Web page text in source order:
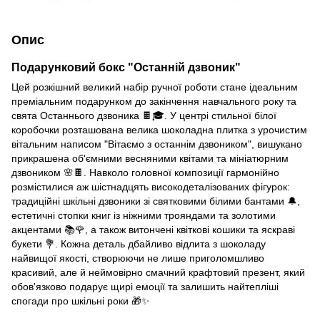
Опис
Подарунковий бокс "Останній дзвоник"
Цей розкішний великий набір ручної роботи стане ідеальним
преміальним подарунком до закінчення навчального року та
свята Останнього дзвоника 🍫🎓. У центрі стильної білої
коробочки розташована велика шоколадна плитка з урочистим
вітальним написом "Вітаємо з останнім дзвоником", вишукано
прикрашена об'ємними весняними квітами та мініатюрним
дзвоником 🌸🍫. Навколо головної композиції гармонійно
розмістилися аж шістнадцять високодеталізованих фігурок:
традиційні шкільні дзвоники зі святковими білими бантами 🔔,
естетичні стопки книг із ніжними трояндами та золотими
акцентами 📚🌹, а також витончені квіткові кошики та яскраві
букети 💐. Кожна деталь дбайливо відлита з шоколаду
найвищої якості, створюючи не лише приголомшливо
красивий, але й неймовірно смачний крафтовий презент, який
обов'язково подарує щирі емоції та залишить найтепліші
спогади про шкільні роки 🎁✨